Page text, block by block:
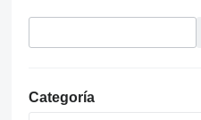
Categoría